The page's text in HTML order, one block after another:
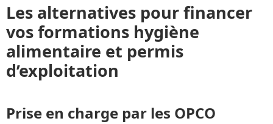
Les alternatives pour financer
vos formations hygiène
alimentaire et permis
d’exploitation
Prise en charge par les OPCO